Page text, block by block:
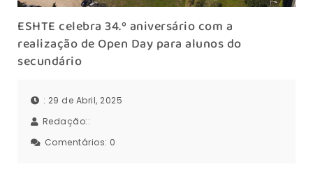
ESHTE celebra 34.º aniversário com a
realização de Open Day para alunos do
secundário
: 29 de Abril, 2025
Redação::
Comentários: 0